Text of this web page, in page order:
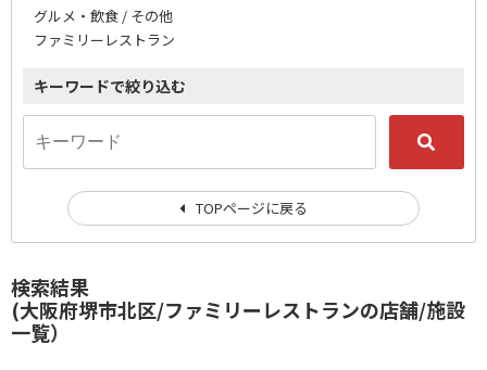
検索結果
(大阪府堺市北区/ファミリーレストランの店舗/施設
一覧）
グルメ・飲食 / その他
ファミリーレストラン
キーワードで絞り込む
TOPページに戻る